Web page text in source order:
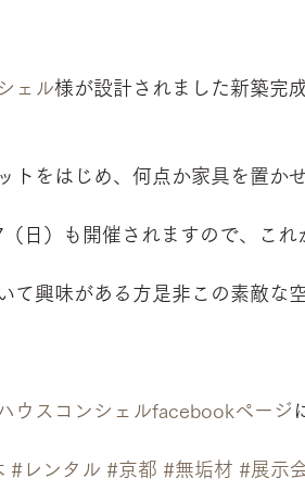
ェル様が設計されました新築完
トをはじめ、何点か家具を置か
日）も開催されますので、こ
て興味がある方是非この素敵な
ウスコンシェルfacebookページ
#レンタル #京都 #無垢材 #展示